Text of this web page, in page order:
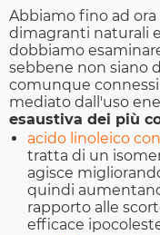
Abbiamo fino ad
dimagranti naturali
dobbiamo
sebbene non siano
comunque
mediato dall'uso
esaustiva dei più
acido linoleico
tratta di un
agisce
quindi
rapporto alle
efficace